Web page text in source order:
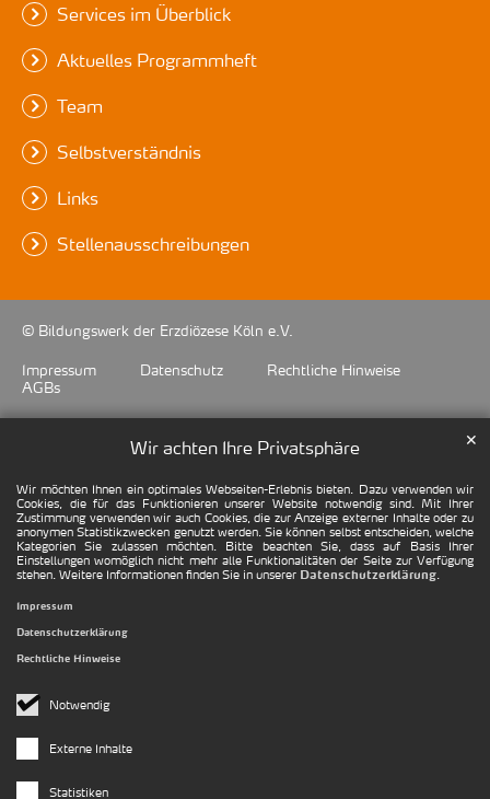
Wir achten Ihre Privatsphäre
Wir möchten Ihnen ein optimales Webseiten-Erlebnis bieten. Dazu verwenden wir
Cookies, die für das Funktionieren unserer Website notwendig sind. Mit Ihrer
Zustimmung verwenden wir auch Cookies, die zur Anzeige externer Inhalte oder zu
anonymen Statistikzwecken genutzt werden. Sie können selbst entscheiden, welche
Kategorien Sie zulassen möchten. Bitte beachten Sie, dass auf Basis Ihrer
Einstellungen womöglich nicht mehr alle Funktionalitäten der Seite zur Verfügung
stehen. Weitere Informationen finden Sie in unserer Datenschutzerklärung.
Notwendig
Externe Inhalte
Statistiken
✕
Impressum
Datenschutzerklärung
Rechtliche Hinweise
Services im Überblick
Aktuelles Programmheft
Team
Selbstverständnis
Links
Stellenausschreibungen
© Bildungswerk der Erzdiözese Köln e.V.
Impressum
Datenschutz
Rechtliche Hinweise
AGBs